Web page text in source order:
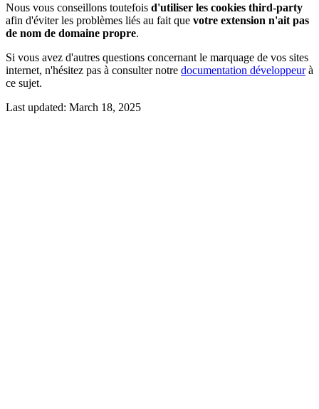
Nous vous conseillons toutefois d'utiliser les cookies third-party
afin d'éviter les problèmes liés au fait que votre extension n'ait pas
de nom de domaine propre.
Si vous avez d'autres questions concernant le marquage de vos sites
internet, n'hésitez pas à consulter notre documentation développeurà
ce sujet.
Last updated: March 18, 2025